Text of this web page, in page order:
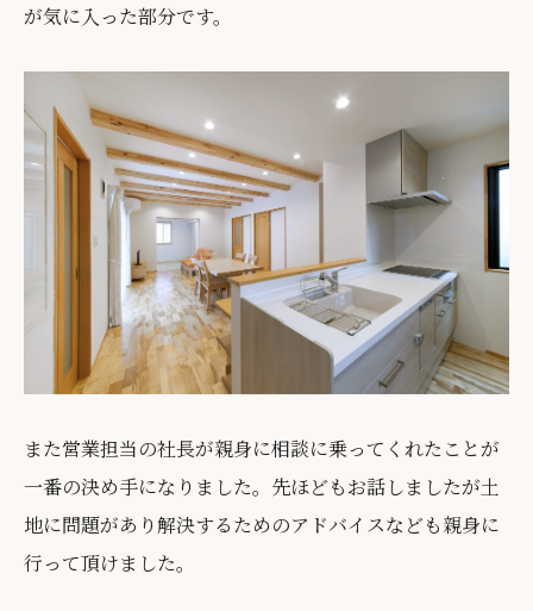
が気に入った部分です。
また営業担当の社長が親身に相談に乗ってくれたことが
一番の決め手になりました。先ほどもお話しましたが土
地に問題があり解決するためのアドバイスなども親身に
行って頂けました。